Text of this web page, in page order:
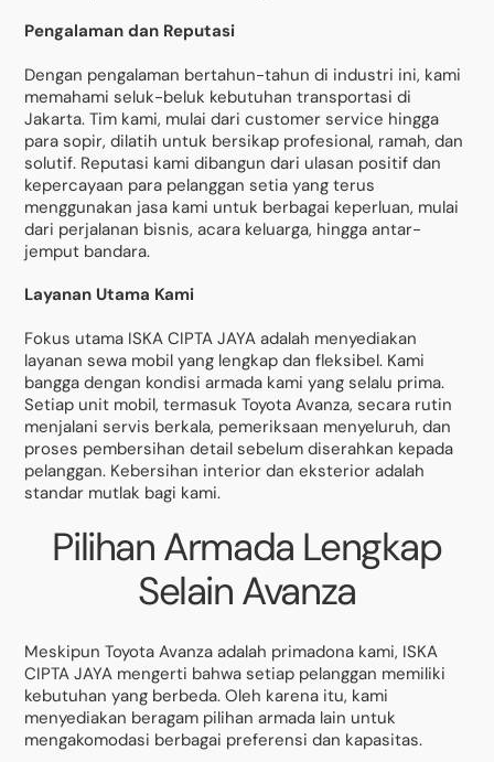
Pengalaman dan Reputasi
Dengan pengalaman bertahun-tahun di industri ini, kami
memahami seluk-beluk kebutuhan transportasi di
Jakarta. Tim kami, mulai dari customer service hingga
para sopir, dilatih untuk bersikap profesional, ramah, dan
solutif. Reputasi kami dibangun dari ulasan positif dan
kepercayaan para pelanggan setia yang terus
menggunakan jasa kami untuk berbagai keperluan, mulai
dari perjalanan bisnis, acara keluarga, hingga antar-
jemput bandara.
Layanan Utama Kami
Fokus utama ISKA CIPTA JAYA adalah menyediakan
layanan sewa mobil yang lengkap dan fleksibel. Kami
bangga dengan kondisi armada kami yang selalu prima.
Setiap unit mobil, termasuk Toyota Avanza, secara rutin
menjalani servis berkala, pemeriksaan menyeluruh, dan
proses pembersihan detail sebelum diserahkan kepada
pelanggan. Kebersihan interior dan eksterior adalah
standar mutlak bagi kami.
Pilihan Armada Lengkap
Selain Avanza
Meskipun Toyota Avanza adalah primadona kami, ISKA
CIPTA JAYA mengerti bahwa setiap pelanggan memiliki
kebutuhan yang berbeda. Oleh karena itu, kami
menyediakan beragam pilihan armada lain untuk
mengakomodasi berbagai preferensi dan kapasitas.